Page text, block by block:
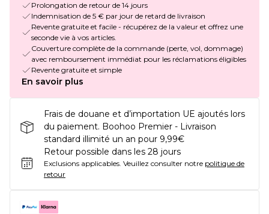
Prolongation de retour de 14 jours
Indemnisation de 5 € par jour de retard de livraison
Revente gratuite et facile - récupérez de la valeur et offrez une
seconde vie à vos articles.
Couverture complète de la commande (perte, vol, dommage)
avec remboursement immédiat pour les réclamations éligibles
Revente gratuite et simple
En savoir plus
Frais de douane et d’importation UE ajoutés lors
du paiement. Boohoo Premier - Livraison
standard illimité un an pour 9,99€
Retour possible dans les 28 jours
Exclusions applicables. Veuillez consulter notre politique de
retour